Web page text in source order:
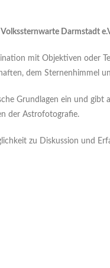
Darmstadt
mit Objektiven oder
dem Sternenhimmel
Grundlagen ein und gibt
der Astrofotografie.
zu Diskussion und